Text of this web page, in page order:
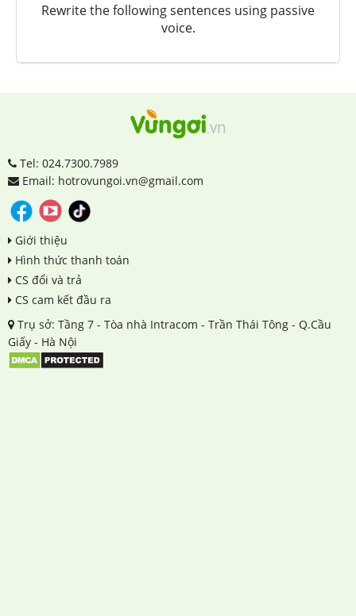
Rewrite the following sentences using passive
voice.
Tel: 024.7300.7989
Email: hotrovungoi.vn@gmail.com
Giới thiệu
Hình thức thanh toán
CS đổi và trả
CS cam kết đầu ra
Trụ sở: Tầng 7 - Tòa nhà Intracom - Trần Thái Tông - Q.Cầu
Giấy - Hà Nội